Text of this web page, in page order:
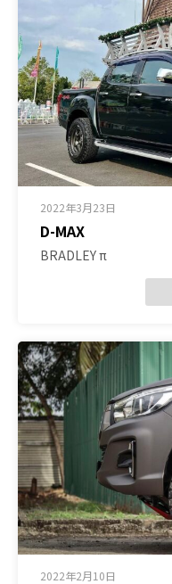
2022年3月23日
D-MAX
BRADLEY π
2022年2月10日